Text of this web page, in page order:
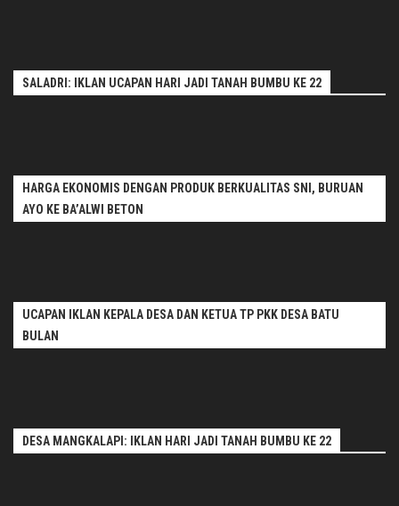
SALADRI: IKLAN UCAPAN HARI JADI TANAH BUMBU KE 22
HARGA EKONOMIS DENGAN PRODUK BERKUALITAS SNI, BURUAN
AYO KE BA’ALWI BETON
UCAPAN IKLAN KEPALA DESA DAN KETUA TP PKK DESA BATU
BULAN
DESA MANGKALAPI: IKLAN HARI JADI TANAH BUMBU KE 22